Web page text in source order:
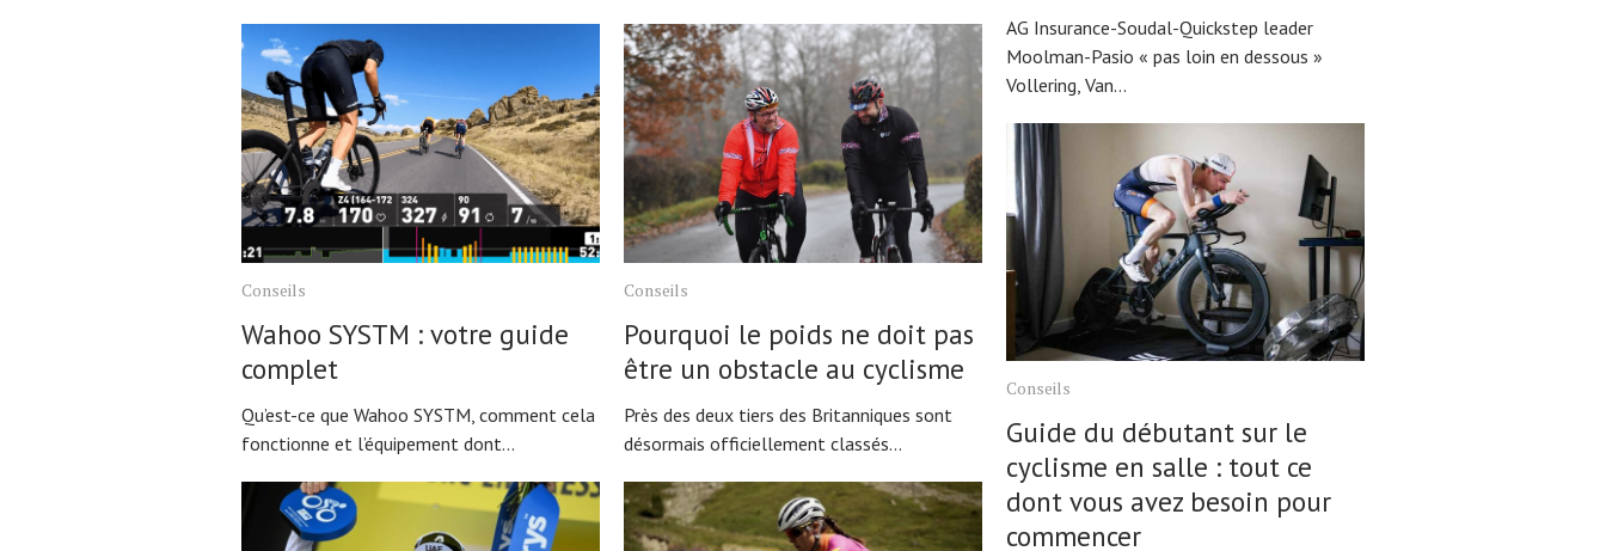
Conseils
Wahoo SYSTM : votre guide
complet
Qu’est-ce que Wahoo SYSTM, comment cela
fonctionne et l’équipement dont...
Conseils
Pourquoi le poids ne doit pas
être un obstacle au cyclisme
Près des deux tiers des Britanniques sont
désormais officiellement classés...
AG Insurance-Soudal-Quickstep leader
Moolman-Pasio « pas loin en dessous »
Vollering, Van...
Conseils
Guide du débutant sur le
cyclisme en salle : tout ce
dont vous avez besoin pour
commencer